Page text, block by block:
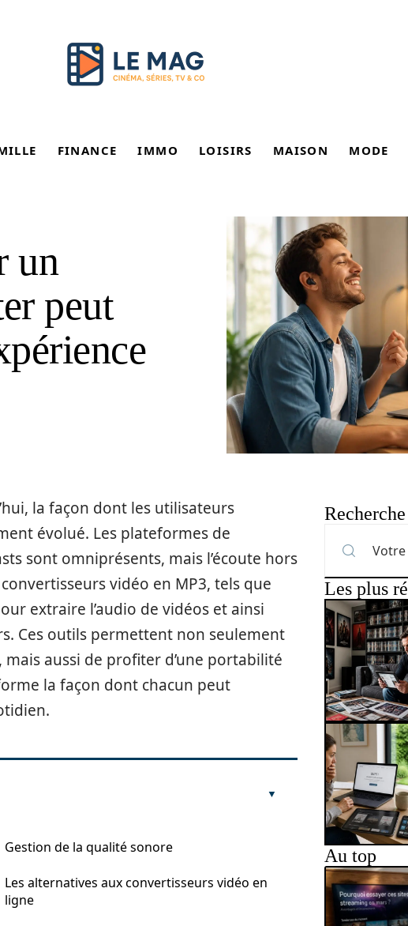
FINANCE IMMO LOISIRS MAISON MODE
un
peut
la façon dont les utilisateurs
évolué. Les plateformes de
sont omniprésents, mais l’écoute hors
vidéo en MP3, tels que
extraire l’audio de vidéos et ainsi
Ces outils permettent non seulement
aussi de profiter d’une portabilité
la façon dont chacun peut
Gestion de la qualité sonore
Les alternatives aux convertisseurs vidéo en
ligne
Recherche
Les plus
Au top